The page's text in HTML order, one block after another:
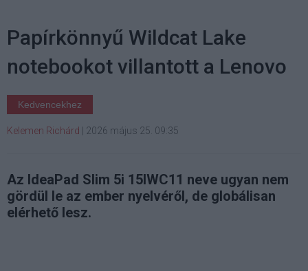
Papírkönnyű Wildcat Lake
notebookot villantott a Lenovo
Kedvencekhez
Kelemen Richárd 2026 május 25. 09:35
Az IdeaPad Slim 5i 15IWC11 neve ugyan nem
gördül le az ember nyelvéről, de globálisan
elérhető lesz.